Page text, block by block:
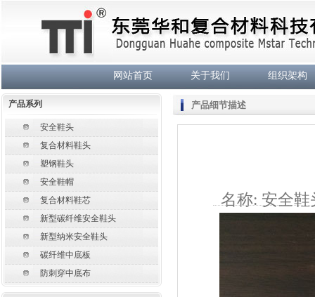
组织架构
关于我们
网站首页
产品系列
安全鞋头
复合材料鞋头
塑钢鞋头
安全鞋帽
复合材料鞋芯
新型碳纤维安全鞋头
新型纳米安全鞋头
碳纤维中底板
防刺穿中底布
产品细节描述
名称: 安全鞋